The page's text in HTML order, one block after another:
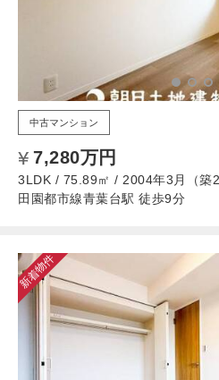
中古マンション
7,280万円
3LDK / 75.89㎡ / 2004年3月（築
田園都市線青葉台駅 徒歩9分
新着物件